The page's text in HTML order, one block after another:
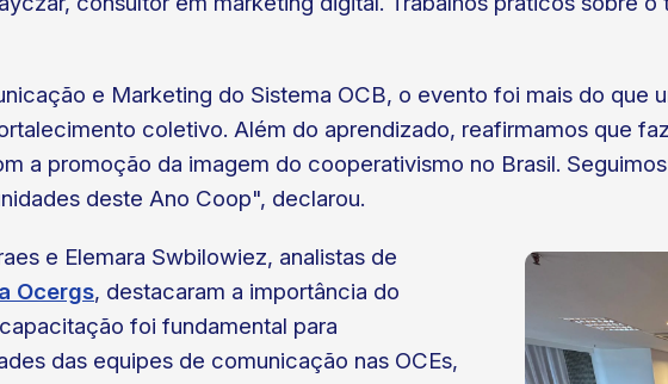
e Marketing do Sistema OCB, o evento foi mais do que
coletivo. Além do aprendizado, reafirmamos que
a promoção da imagem do cooperativismo no Brasil.
deste Ano Coop", declarou.
e Elemara Swbilowiez, analistas de
Ocergs, destacaram a importância do
foi fundamental para
das equipes de comunicação nas OCEs,